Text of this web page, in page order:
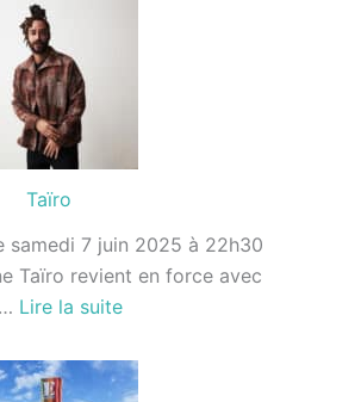
Taïro
samedi 7 juin 2025 à 22h30
Taïro revient en force avec
Lire la suite: